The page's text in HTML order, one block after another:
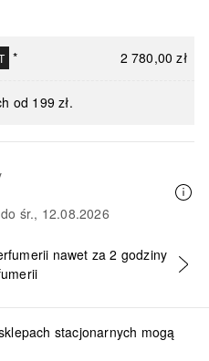
* 2 780,00 zł
od 199 zł.
śr., 12.08.2026
KOSZYKA
nawet za 2 godziny
stacjonarnych mogą